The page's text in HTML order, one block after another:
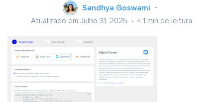
Sandhya Goswami
Atualizado em Julho 31, 2025 < 1 min de leitura